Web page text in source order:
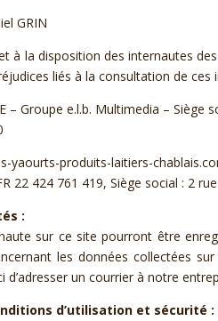
GRIN
à la disposition des internautes
liés à la consultation de ces
– Groupe e.l.b. Multimedia –
produits-laitiers-
22 424 761 419, Siège social : 2
:
sur ce site pourront être
les données collectées
d’adresser un courrier à notre
d’utilisation et sécurité :